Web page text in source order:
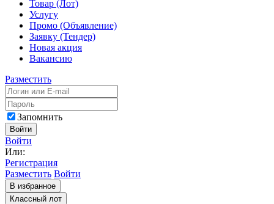
Товар (Лот)
Услугу
Промо (Объявление)
Заявку (Тендер)
Новая акция
Вакансию
Разместить
Запомнить
Войти
Войти
Или:
Регистрация
Разместить Войти
В избранное
Классный лот